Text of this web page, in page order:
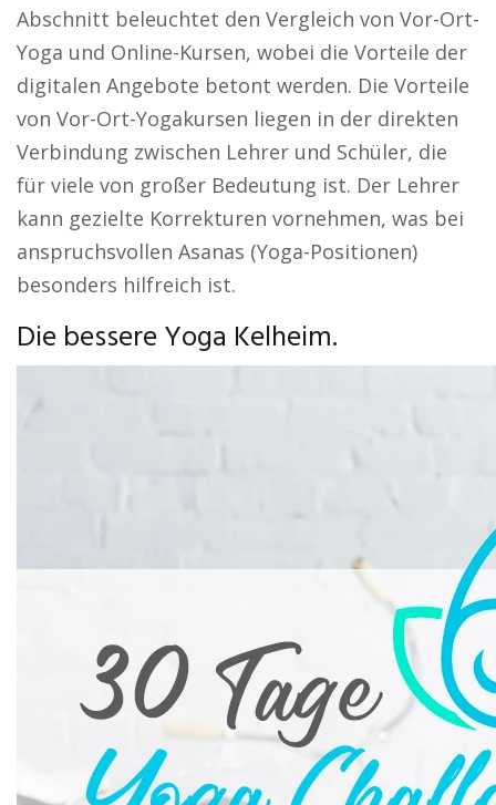
Abschnitt beleuchtet den Vergleich von Vor-Ort-
Yoga und Online-Kursen, wobei die Vorteile der
digitalen Angebote betont werden. Die Vorteile
von Vor-Ort-Yogakursen liegen in der direkten
Verbindung zwischen Lehrer und Schüler, die
für viele von großer Bedeutung ist. Der Lehrer
kann gezielte Korrekturen vornehmen, was bei
anspruchsvollen Asanas (Yoga-Positionen)
besonders hilfreich ist.
Die bessere Yoga Kelheim.